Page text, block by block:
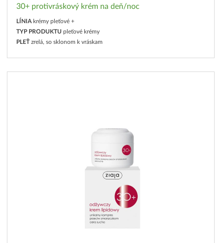
30+ protivráskový krém na deň/noc
LÍNIA krémy pleťové +
TYP PRODUKTU pleťové krémy
PLEŤ zrelá, so sklonom k vráskam